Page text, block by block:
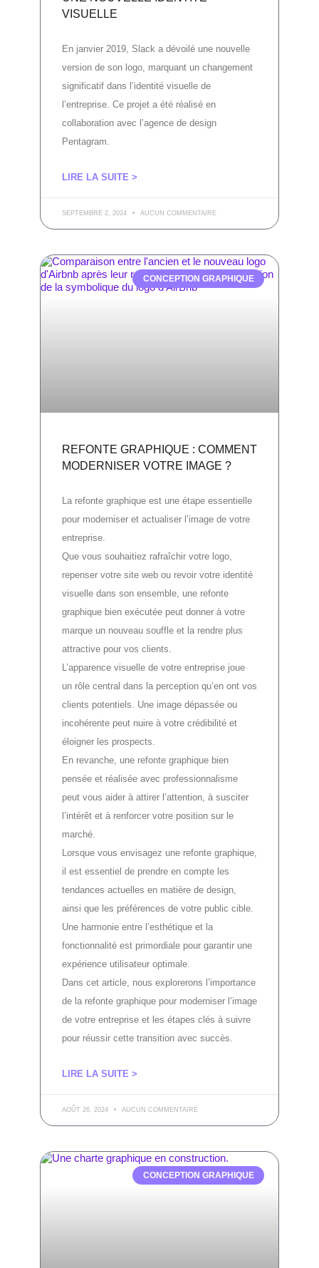
VISUELLE
En janvier 2019, Slack a dévoilé une nouvelle
version de son logo, marquant un changement
significatif dans l’identité visuelle de
l’entreprise. Ce projet a été réalisé en
collaboration avec l’agence de design
Pentagram.
LIRE LA SUITE >
SEPTEMBRE 2, 2024 AUCUN COMMENTAIRE
CONCEPTION GRAPHIQUE
REFONTE GRAPHIQUE : COMMENT
MODERNISER VOTRE IMAGE ?
La refonte graphique est une étape essentielle
pour moderniser et actualiser l’image de votre
entreprise.
Que vous souhaitiez rafraîchir votre logo,
repenser votre site web ou revoir votre identité
visuelle dans son ensemble, une refonte
graphique bien exécutée peut donner à votre
marque un nouveau souffle et la rendre plus
attractive pour vos clients.
L’apparence visuelle de votre entreprise joue
un rôle central dans la perception qu’en ont vos
clients potentiels. Une image dépassée ou
incohérente peut nuire à votre crédibilité et
éloigner les prospects.
En revanche, une refonte graphique bien
pensée et réalisée avec professionnalisme
peut vous aider à attirer l’attention, à susciter
l’intérêt et à renforcer votre position sur le
marché.
Lorsque vous envisagez une refonte graphique,
il est essentiel de prendre en compte les
tendances actuelles en matière de design,
ainsi que les préférences de votre public cible.
Une harmonie entre l’esthétique et la
fonctionnalité est primordiale pour garantir une
expérience utilisateur optimale.
Dans cet article, nous explorerons l’importance
de la refonte graphique pour moderniser l’image
de votre entreprise et les étapes clés à suivre
pour réussir cette transition avec succès.
LIRE LA SUITE >
AOÛT 26, 2024 AUCUN COMMENTAIRE
CONCEPTION GRAPHIQUE